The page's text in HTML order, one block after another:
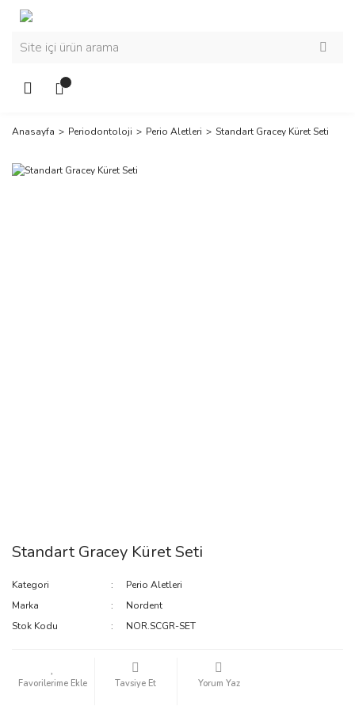
Anasayfa Periodontoloji Perio Aletleri Standart Gracey Küret Seti
Standart Gracey Küret Seti
Kategori
Perio Aletleri
Marka
Nordent
Stok Kodu
NOR.SCGR-SET
Tavsiye Et Yorum Yaz